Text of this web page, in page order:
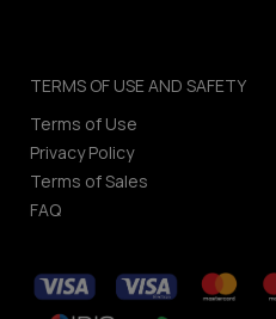
TERMS OF USE AND SAFETY
Terms of Use
Privacy Policy
Terms of Sales
FAQ